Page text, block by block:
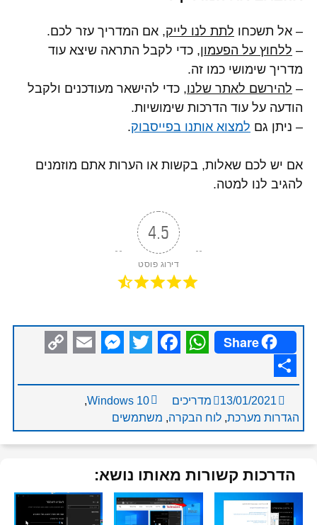
– אל תשכחו לתת לנו לייק, אם המדריך עזר לכם.
– ללחוץ על הפעמון, כדי לקבל התראה שיצא עוד
מדריך שימושי כמו זה.
– להירשם לאתר שלנו, כדי להישאר מעודכנים ולקבל
הודעה על עוד הדרכות שימושיות.
– ניתן גם למצוא אותנו בפייסבוק.
אם יש לכם שאלות, בקשות או הערות אתם מוזמנים
להגיב לנו למטה.
4.5
דירוג פוסט
Share
Link
Share
13/01/2021 מדריכים Windows 10
,
הגדרות מערכת, לוח הבקרה, משתמשים
הדרכות קשורות מאותו נושא: